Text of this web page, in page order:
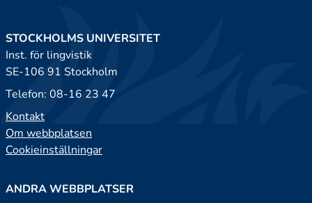
STOCKHOLMS UNIVERSITET
Inst. för lingvistik
SE-106 91 Stockholm
Telefon: 08-16 23 47
Kontakt
Om webbplatsen
Cookieinställningar
ANDRA WEBBPLATSER